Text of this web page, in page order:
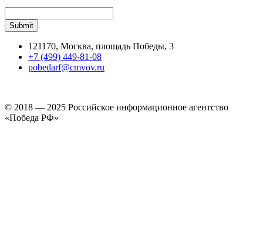
121170, Москва, площадь Победы, 3
+7 (499) 449-81-08
pobedarf@cmvov.ru
© 2018 — 2025 Российское информационное агентство
«Победа РФ»